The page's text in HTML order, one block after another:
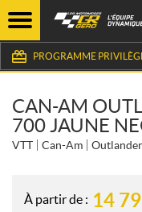
PROGRAMME
CAN-AM
700 JAUNE
VTT Can-Am Outlander
À partir de : 14